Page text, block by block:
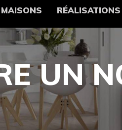
RÉALISATIONS
UN